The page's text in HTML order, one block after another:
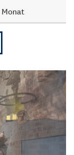
Monat